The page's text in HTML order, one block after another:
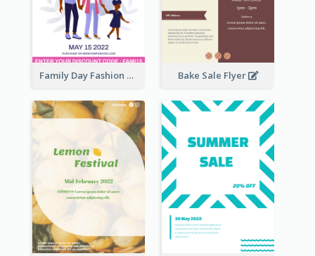
Family Day Fashion Sales Flyer Bake Sale Flyer